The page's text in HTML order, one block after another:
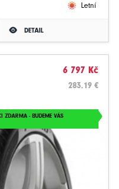
Letní
DETAIL
6 797 Kč
283.19 €
ZDARMA - BUDEME VÁS